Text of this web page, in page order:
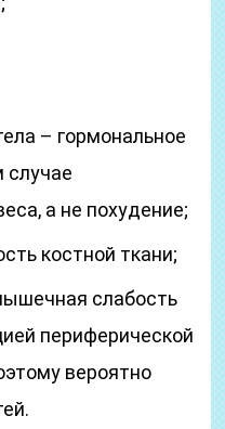
– гормональное
случае
а не похудение;
костной ткани;
слабость
периферической
вероятно